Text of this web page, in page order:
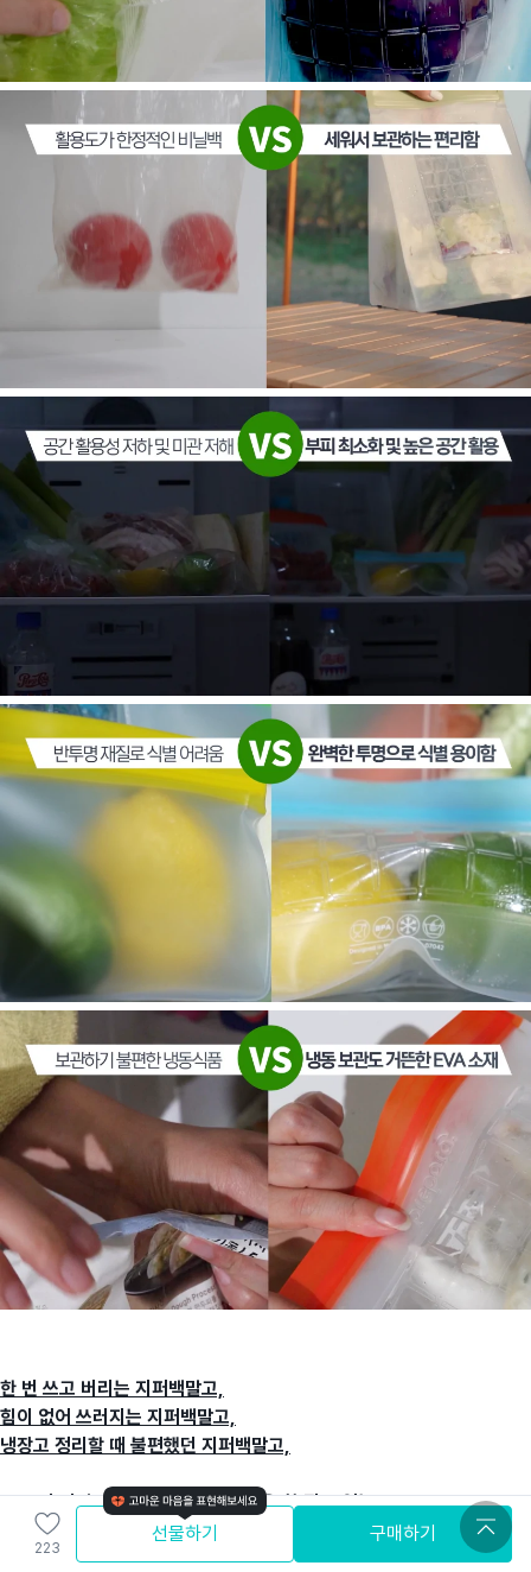
한 번 쓰고 버리는 지퍼백말고,
힘이 없어 쓰러지는 지퍼백말고,
냉장고 정리할 때 불편했던 지퍼백말고,
500번 이상 사용 가능하니 아껴 사용 할 필요 없는,
R&R 지퍼백하세요!
223
선물하기 구매하기